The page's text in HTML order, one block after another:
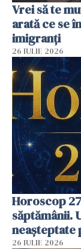
Vrei să te
arată ce se
imigranți
26 IULIE 2026
Horoscop
săptămânii.
neașteptate
26 IULIE 2026